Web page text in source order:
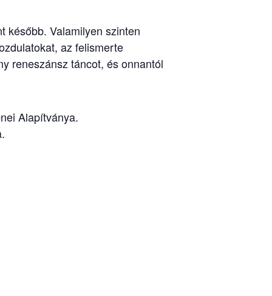
később. Valamilyen szinten
az felismerte
reneszánsz táncot, és onnantól
Alapítványa.